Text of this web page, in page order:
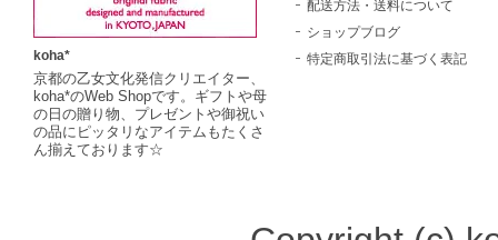
koha*
京都の乙女文化発信クリエイター、
koha*のWeb Shopです。ギフトや母
の日の贈り物、プレゼントや御祝い
の品にピッタリなアイテムもたくさ
ん揃えております☆
配送方法・送料について
ショップブログ
特定商取引法に基づく表記